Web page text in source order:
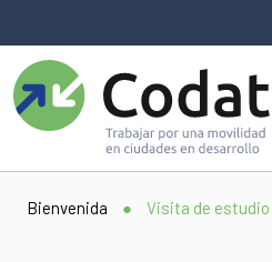
Bienvenida ● Visita de estudio